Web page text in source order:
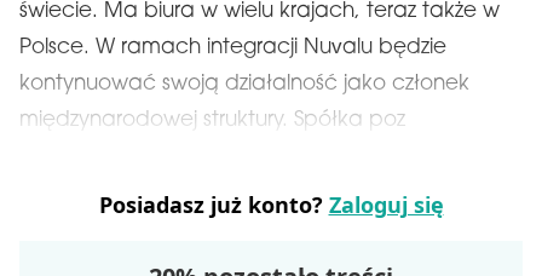
świecie. Ma biura w wielu krajach, teraz także w
Polsce. W ramach integracji Nuvalu będzie
kontynuować swoją działalność jako członek
międzynarodowej struktury. Spółka poz
Posiadasz już konto? Zaloguj się